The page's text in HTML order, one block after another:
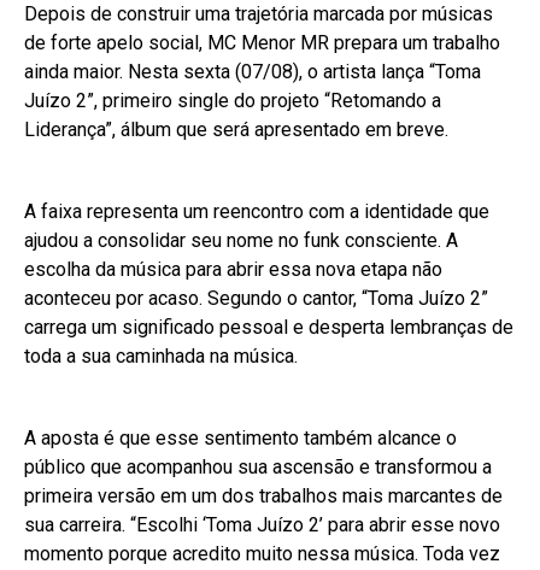
Depois de construir uma trajetória marcada por músicas
de forte apelo social, MC Menor MR prepara um trabalho
ainda maior. Nesta sexta (07/08), o artista lança “Toma
Juízo 2”, primeiro single do projeto “Retomando a
Liderança”, álbum que será apresentado em breve.
A faixa representa um reencontro com a identidade que
ajudou a consolidar seu nome no funk consciente. A
escolha da música para abrir essa nova etapa não
aconteceu por acaso. Segundo o cantor, “Toma Juízo 2”
carrega um significado pessoal e desperta lembranças de
toda a sua caminhada na música.
A aposta é que esse sentimento também alcance o
público que acompanhou sua ascensão e transformou a
primeira versão em um dos trabalhos mais marcantes de
sua carreira. “Escolhi ‘Toma Juízo 2’ para abrir esse novo
momento porque acredito muito nessa música. Toda vez